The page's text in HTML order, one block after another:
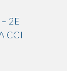
2E
CCI